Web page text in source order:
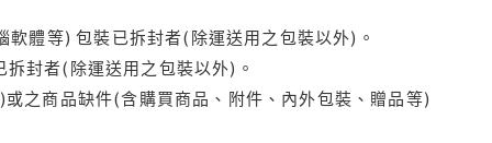
體等) 包裝已拆封者(除運送用之包裝以外)。
封者(除運送用之包裝以外)。
之商品缺件(含購買商品、附件、內外包裝、贈品等)